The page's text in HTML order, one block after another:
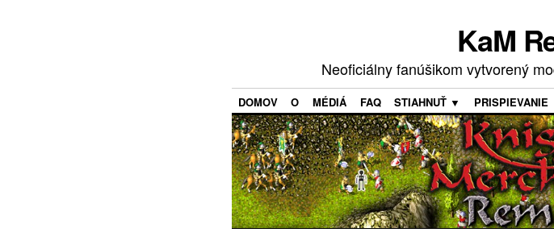
KaM
Neoficiálny fanúšikom vytvorený
DOMOV O MÉDIÁ FAQ STIAHNUŤ ▼ PRISPIEVANIE